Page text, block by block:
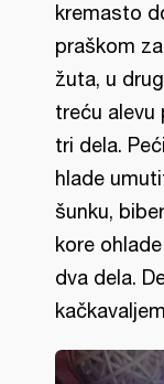
kremasto
praškom
žuta, u
treću alevu
tri dela.
hlade
šunku,
kore
dva dela.